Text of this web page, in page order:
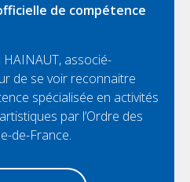
de compétence
HAINAUT, associé-
de se voir reconnaitre
spécialisée en activités
par l’Ordre des
de-France.